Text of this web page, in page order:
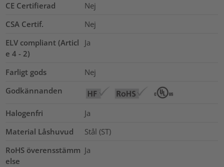
CE Certifierad
Nej
CSA Certif.
Nej
ELV compliant (Articl
e 4 - 2)
Ja
Farligt gods
Nej
Godkännanden
Halogenfri
Ja
Material Låshuvud
Stål (ST)
RoHS överensstämm
else
Ja